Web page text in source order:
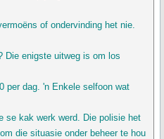
of ondervinding het nie.
Die enigste uitweg is om los
per dag. 'n Enkele selfoon wat
se kak werk werd. Die polisie het
die situasie onder beheer te hou